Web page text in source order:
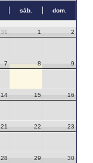
sáb. dom.
31 1 2
7 8 9
14 15 16
21 22 23
28 29 30